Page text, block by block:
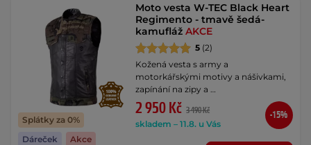
Splátky za 0%
Dáreček
Akce
Moto vesta W-TEC Black Heart
Regimento - tmavě šedá-
kamuflážAKCE
5 (2)
Kožená vesta s army a
motorkářskými motivy a nášivkami,
zapínání na zipy a …
2 950 Kč 3 490 Kč
skladem – 11.8. u Vás
-15%